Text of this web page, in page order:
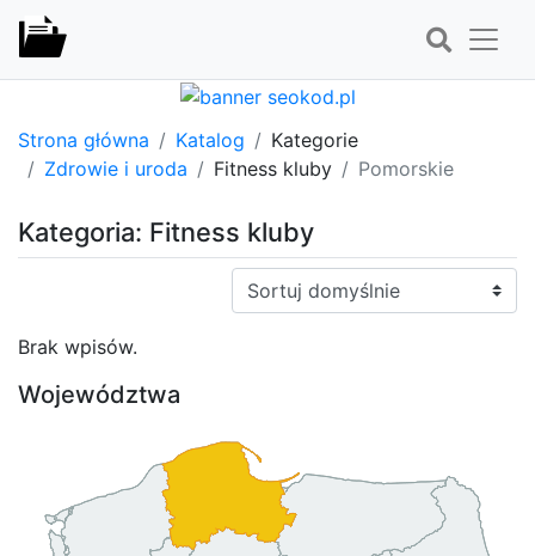
Strona główna Katalog
Kategorie
Zdrowie i uroda
Fitness kluby Pomorskie
Kategoria: Fitness kluby
Sortuj:
Brak wpisów.
Województwa